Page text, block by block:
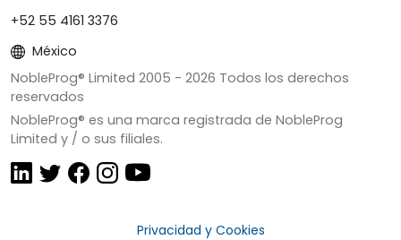
+52 55 4161 3376
México
NobleProg® Limited 2005 - 2026 Todos los derechos
reservados
NobleProg® es una marca registrada de NobleProg
Limited y / o sus filiales.
Privacidad y Cookies